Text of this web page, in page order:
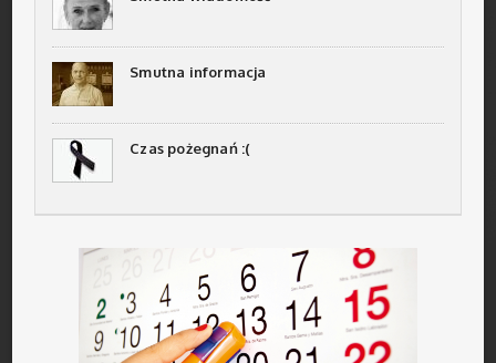
Smutna informacja
Czas pożegnań :(